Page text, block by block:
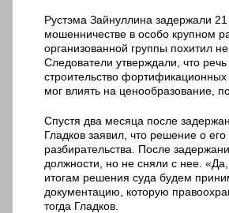
Рустэма Зайнуллина задержали
мошенничестве в особо крупном
организованной группы похитил
Следователи утверждали, что
строительство
мог влиять на ценообразование,
Спустя два месяца после
Гладков заявил, что решение о
разбирательства. После
должности, но не сняли с нее.
итогам решения суда будем
документацию, которую
тогда Гладков.